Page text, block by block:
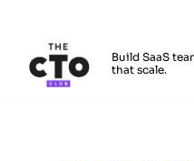
Build SaaS
that scale.